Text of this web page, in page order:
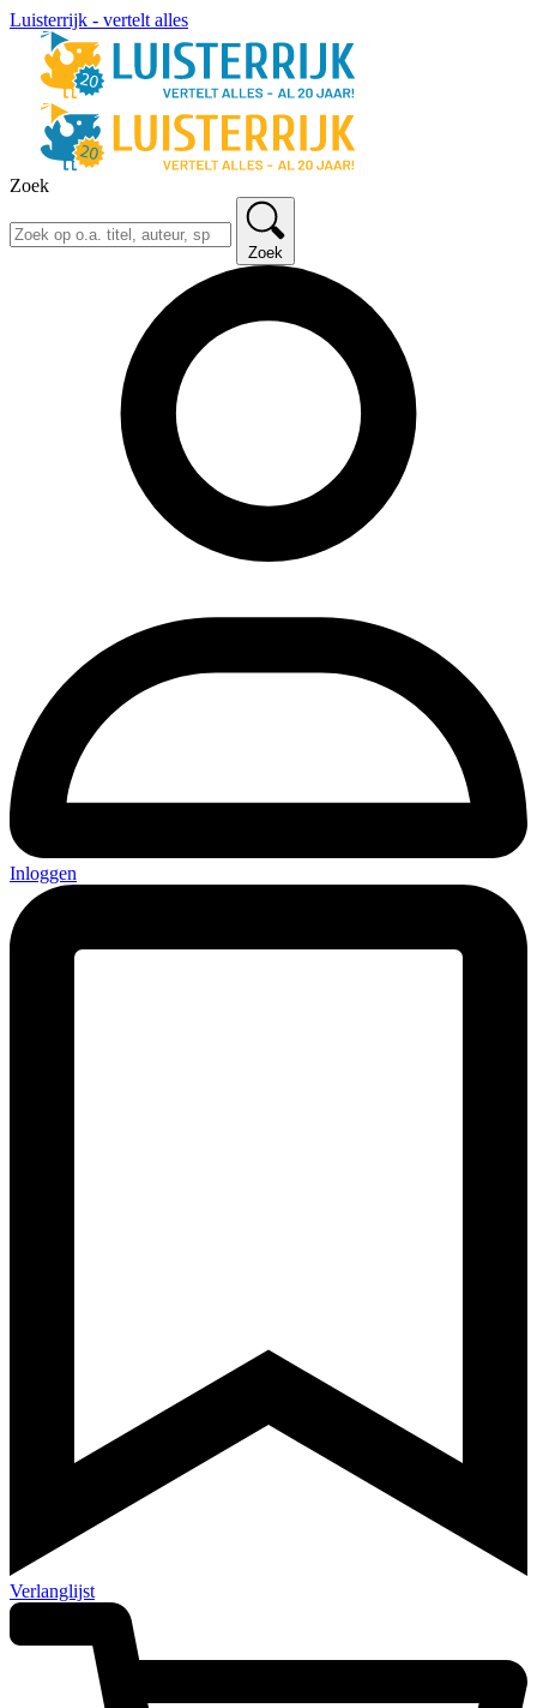
Luisterrijk - vertelt alles
Zoek
Zoek
Inloggen
Verlanglijst